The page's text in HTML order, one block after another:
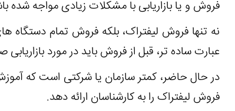
فروش و یا بازاریابی با مشکلات زیادی مواجه شده
نه تنها فروش لیفتراک، بلکه فروش تمام
عبارت ساده تر، قبل از فروش باید در مورد
در حال حاضر، کمتر سازمان یا شرکتی است که
فروش لیفتراک را به کارشناسان ارائه دهد.